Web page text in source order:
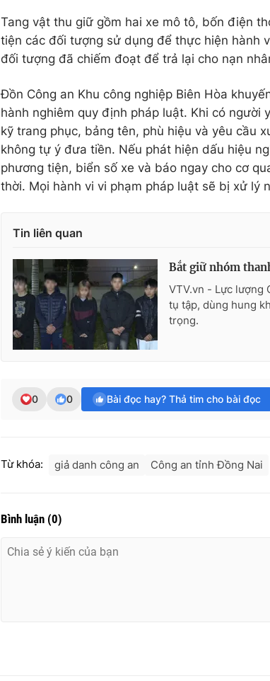
Tang vật thu giữ gồm hai xe mô tô, bốn điện
tiện các đối tượng sử dụng để thực hiện hành
đối tượng đã chiếm đoạt để trả lại cho nạn
Đồn Công an Khu công nghiệp Biên Hòa
hành nghiêm quy định pháp luật. Khi có người
kỹ trang phục, bảng tên, phù hiệu và yêu cầu
không tự ý đưa tiền. Nếu phát hiện dấu hiệu
phương tiện, biển số xe và báo ngay cho cơ
thời. Mọi hành vi vi phạm pháp luật sẽ bị xử lý
Tin liên quan
Bắt giữ nhóm
VTV.vn - Lực lượng
tụ tập, dùng hung
trọng.
0 0 Bài đọc hay? Thả tim cho bài đọc
Từ khóa: giả danh công an Công an tỉnh Đồng Nai
Bình luận (0)